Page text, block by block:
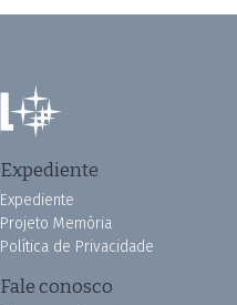
Expediente
Expediente
Projeto Memória
Política de Privacidade
Fale conosco